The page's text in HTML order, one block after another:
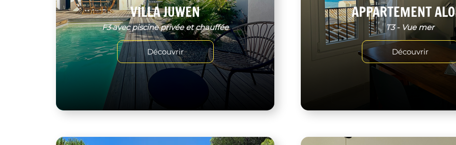
VILLA JUWEN
F3 avec piscine privée et chauffée
Découvrir
APPARTEMENT
T3 - Vue mer
Découvrir